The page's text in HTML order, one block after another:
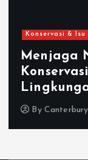
Konservasi & Isu
Menjaga
By Canterbury